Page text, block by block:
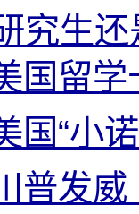
究生
国留
国“小
普发